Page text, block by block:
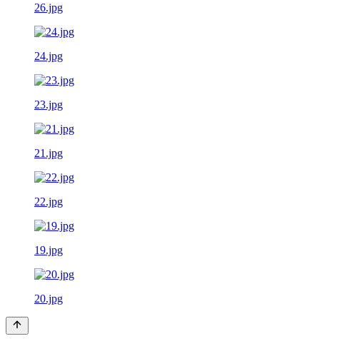
26.jpg
24.jpg
23.jpg
21.jpg
22.jpg
19.jpg
20.jpg